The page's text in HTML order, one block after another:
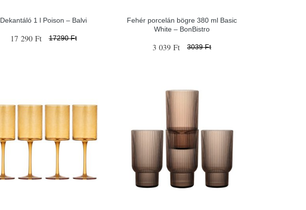
Dekantáló 1 l Poison – Balvi
17 290 Ft 17290 Ft
Fehér porcelán bögre 380 ml Basic
White – BonBistro
3 039 Ft 3039 Ft